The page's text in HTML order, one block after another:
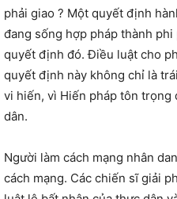
phải giao ? Một quyết định
đang sống hợp pháp thành
quyết định đó. Điều luật cho
quyết định này không chỉ là
vi hiến, vì Hiến pháp tôn trọng
dân.
Người làm cách mạng nhân
cách mạng. Các chiến sĩ giải